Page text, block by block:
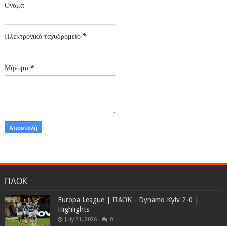
Όνομα
Ηλεκτρονικό ταχυδρομείο *
Μήνυμα *
ΠΑΟΚ
Europa League | ΠΑΟΚ - Dynamo Kyiv 2-0 |
Highlights
July 31, 2026 0